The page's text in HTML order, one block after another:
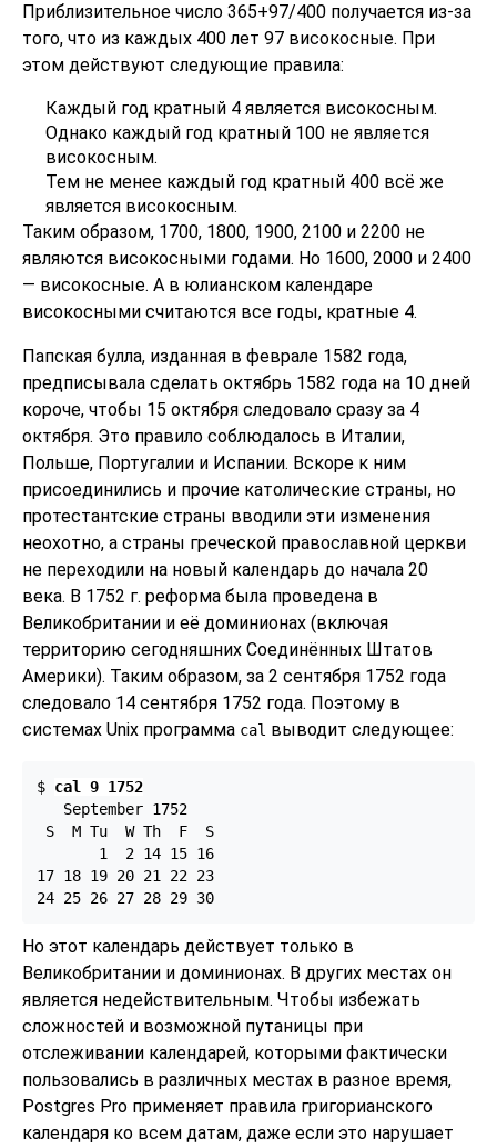
Приблизительное число 365+97/400 получается из-за
того, что из каждых 400 лет 97 високосные. При
этом действуют следующие правила:
Каждый год кратный 4 является високосным.
Однако каждый год кратный 100 не является
високосным.
Тем не менее каждый год кратный 400 всё же
является високосным.
Таким образом, 1700, 1800, 1900, 2100 и 2200 не
являются високосными годами. Но 1600, 2000 и 2400
— високосные. А в юлианском календаре
високосными считаются все годы, кратные 4.
Папская булла, изданная в феврале 1582 года,
предписывала сделать октябрь 1582 года на 10 дней
короче, чтобы 15 октября следовало сразу за 4
октября. Это правило соблюдалось в Италии,
Польше, Португалии и Испании. Вскоре к ним
присоединились и прочие католические страны, но
протестантские страны вводили эти изменения
неохотно, а страны греческой православной церкви
не переходили на новый календарь до начала 20
века. В 1752 г. реформа была проведена в
Великобритании и её доминионах (включая
территорию сегодняшних Соединённых Штатов
Америки). Таким образом, за 2 сентября 1752 года
следовало 14 сентября 1752 года. Поэтому в
системах Unix программа cal выводит следующее:
$ cal 9 1752
   September 1752
S  M Tu  W Th  F  S
       1  2 14 15 16
17 18 19 20 21 22 23
24 25 26 27 28 29 30
Но этот календарь действует только в
Великобритании и доминионах. В других местах он
является недействительным. Чтобы избежать
сложностей и возможной путаницы при
отслеживании календарей, которыми фактически
пользовались в различных местах в разное время,
Postgres Pro применяет правила григорианского
календаря ко всем датам, даже если это нарушает